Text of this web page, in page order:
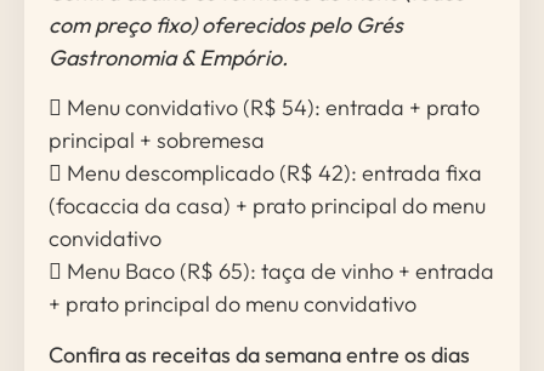
com preço fixo) oferecidos pelo Grés
Gastronomia & Empório.
 Menu convidativo (R$ 54): entrada + prato
principal + sobremesa
 Menu descomplicado (R$ 42): entrada fixa
(focaccia da casa) + prato principal do menu
convidativo
 Menu Baco (R$ 65): taça de vinho + entrada
+ prato principal do menu convidativo
Confira as receitas da semana entre os dias